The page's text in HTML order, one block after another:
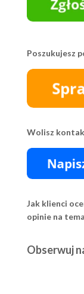
Poszukujesz
Wolisz
Jak klienci
opinie na
Obserwuj